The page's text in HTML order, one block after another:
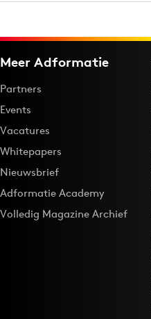
Meer Adformatie
Partners
Events
Vacatures
Whitepapers
Nieuwsbrief
Adformatie Academy
Volledig Magazine Archief